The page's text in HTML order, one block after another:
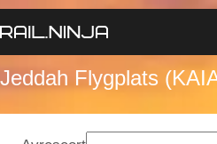
Jeddah Flygplats